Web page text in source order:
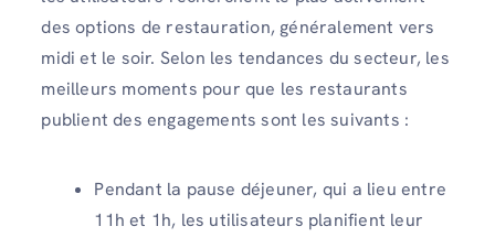
des options de restauration, généralement vers
midi et le soir. Selon les tendances du secteur, les
meilleurs moments pour que les restaurants
publient des engagements sont les suivants :
Pendant la pause déjeuner, qui a lieu entre
11h et 1h, les utilisateurs planifient leur